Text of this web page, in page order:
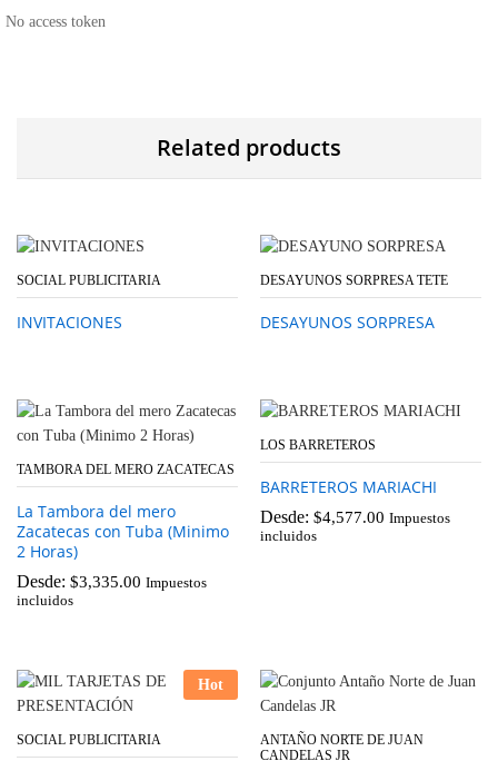
No access token
Related products
SOCIAL PUBLICITARIA
INVITACIONES
DESAYUNOS SORPRESA TETE
DESAYUNOS SORPRESA
TAMBORA DEL MERO ZACATECAS
La Tambora del mero
Zacatecas con Tuba (Minimo
2 Horas)
Desde: $3,335.00 Impuestos
incluidos
LOS BARRETEROS
BARRETEROS MARIACHI
Desde: $4,577.00 Impuestos
incluidos
Hot
SOCIAL PUBLICITARIA
ANTAÑO NORTE DE JUAN
CANDELAS JR